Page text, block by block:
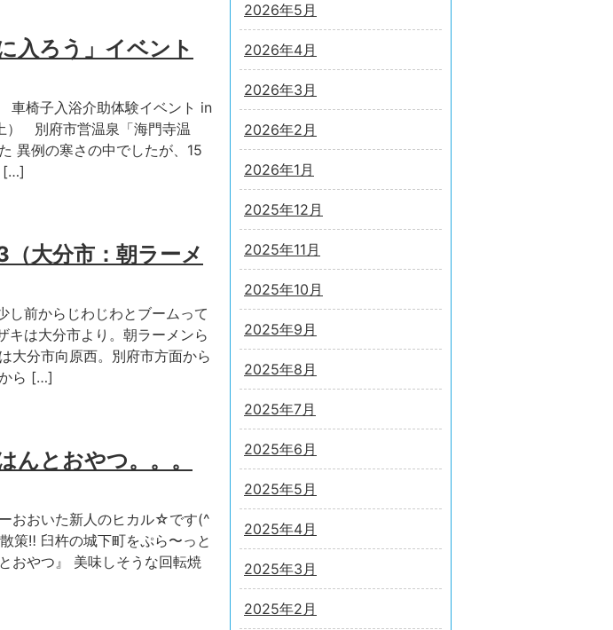
入ろう」イベント
椅子入浴介助体験イベント in
） 別府市営温泉「海門寺温
異例の寒さの中でしたが、15
[…]
大分市：朝ラーメ
キは大分市より。朝ラーメンら
大分市向原西。別府市方面から
ら […]
んとおやつ。。。
おおいた新人のヒカル☆です(^
‼︎ 臼杵の城下町をぷら〜っと
おやつ』 美味しそうな回転焼
2026年5月
2026年4月
2026年3月
2026年2月
2026年1月
2025年12月
2025年11月
2025年10月
2025年9月
2025年8月
2025年7月
2025年6月
2025年5月
2025年4月
2025年3月
2025年2月